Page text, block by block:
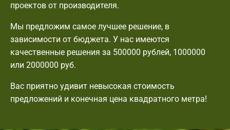
проектов от производителя.
Мы предложим самое лучшее решение, в
зависимости от бюджета. У нас имеются
качественные решения за 500000 рублей, 1000000
или 2000000 руб.
Вас приятно удивит невысокая стоимость
предложений и конечная цена квадратного метра!